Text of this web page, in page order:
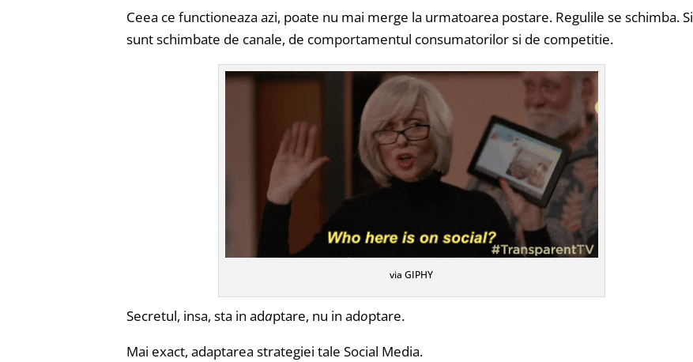
Ceea ce functioneaza azi, poate nu mai merge la urmatoarea postare. Regulile se schimba. Si
sunt schimbate de canale, de comportamentul consumatorilor si de competitie.
via GIPHY
Secretul, insa, sta in adaptare, nu in adoptare.
Mai exact, adaptarea strategiei tale Social Media.